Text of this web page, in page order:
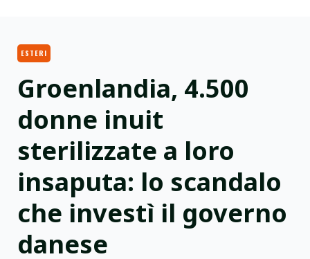
ESTERI
Groenlandia, 4.500
donne inuit
sterilizzate a loro
insaputa: lo scandalo
che investì il governo
danese